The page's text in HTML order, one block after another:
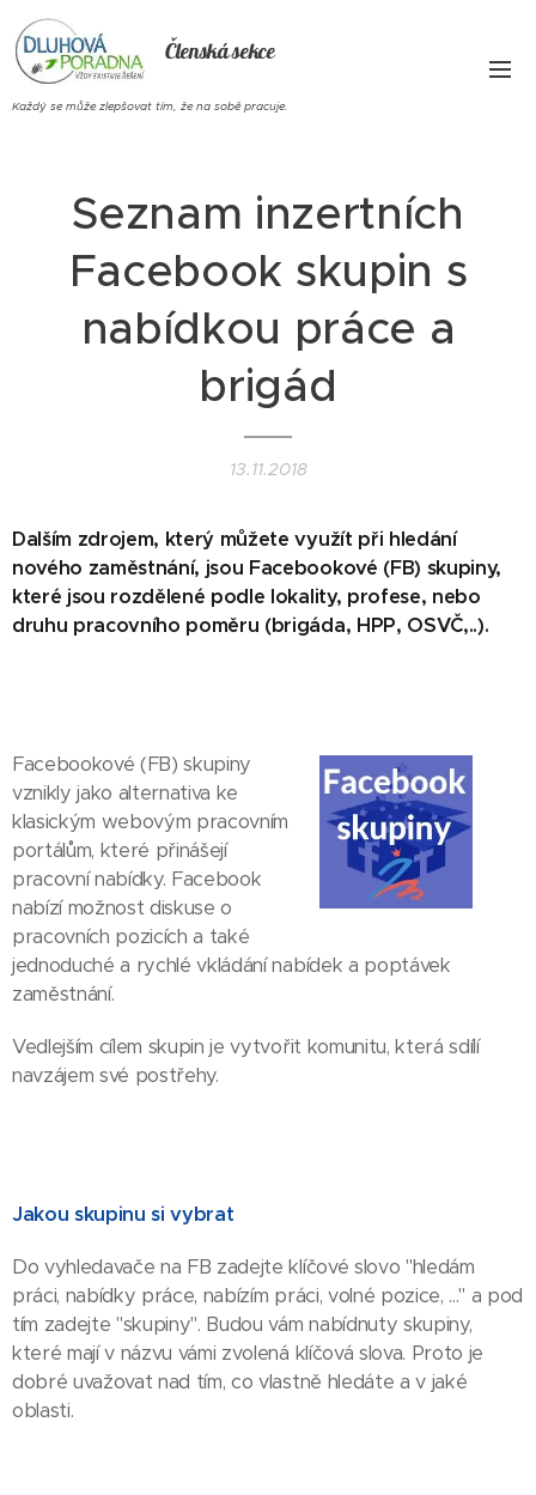
Členská sekce
Každý se může zlepšovat tím, že na sobě pracuje.
Seznam inzertních
Facebook skupin s
nabídkou práce a
brigád
13.11.2018
Dalším zdrojem, který můžete využít při hledání
nového zaměstnání, jsou Facebookové (FB) skupiny,
které jsou rozdělené podle lokality, profese, nebo
druhu pracovního poměru (brigáda, HPP, OSVČ,..).
Facebookové (FB) skupiny
vznikly jako alternativa ke
klasickým webovým pracovním
portálům, které přinášejí
pracovní nabídky. Facebook
nabízí možnost diskuse o
pracovních pozicích a také
jednoduché a rychlé vkládání nabídek a poptávek
zaměstnání.
Vedlejším cílem skupin je vytvořit komunitu, která sdílí
navzájem své postřehy.
Jakou skupinu si vybrat
Do vyhledavače na FB zadejte klíčové slovo "hledám
práci, nabídky práce, nabízím práci, volné pozice, ..." a pod
tím zadejte "skupiny". Budou vám nabídnuty skupiny,
které mají v názvu vámi zvolená klíčová slova. Proto je
dobré uvažovat nad tím, co vlastně hledáte a v jaké
oblasti.